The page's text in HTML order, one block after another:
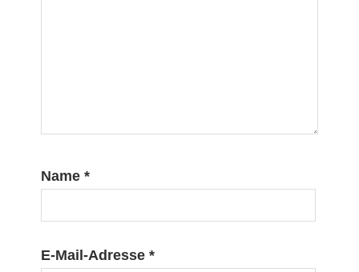
Name *
E-Mail-Adresse *